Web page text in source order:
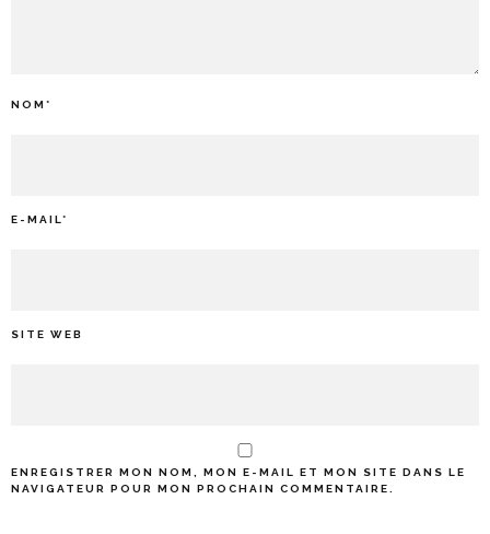
NOM *
E-MAIL*
SITE WEB
ENREGISTRER MON NOM, MON E-MAIL ET MON SITE DANS LE
NAVIGATEUR POUR MON PROCHAIN COMMENTAIRE.